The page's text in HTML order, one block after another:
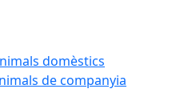
domèstics
de companyia